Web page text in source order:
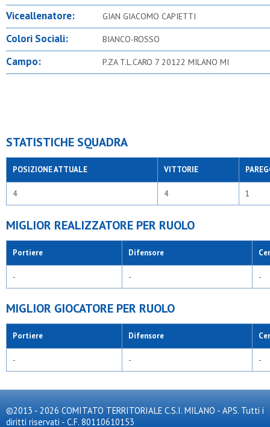
Viceallenatore: GIAN GIACOMO CAPIETTI
Colori Sociali: BIANCO-ROSSO
Campo: P.ZA T.L.CARO 7 20122 MILANO MI
STATISTICHE SQUADRA
POSIZIONE ATTUALE VITTORIE
4 4 1
MIGLIOR REALIZZATORE PER RUOLO
Portiere Difensore
- - -
MIGLIOR GIOCATORE PER RUOLO
Portiere Difensore
- - -
©2013 - 2026 COMITATO TERRITORIALE C.S.I. MILANO - APS. Tutti i
diritti riservati - C.F. 80110610153